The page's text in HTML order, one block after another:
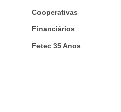
Cooperativas
Financiários
Fetec 35 Anos